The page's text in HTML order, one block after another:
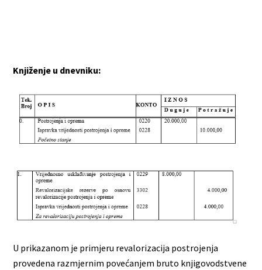
Knjiženje u dnevniku:
U prikazanom je primjeru revalorizacija postrojenja
provedena razmjernim povećanjem bruto knjigovodstvene